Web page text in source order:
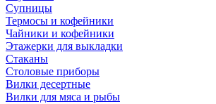
Супницы
Термосы и кофейники
Чайники и кофейники
Этажерки для выкладки
Стаканы
Столовые приборы
Вилки десертные
Вилки для мяса и рыбы